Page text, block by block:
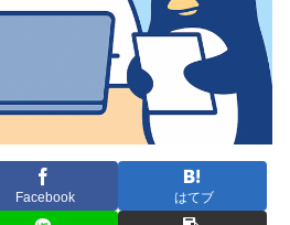
Facebook はてブ